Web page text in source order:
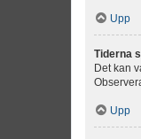
Upp
Tiderna
Det kan
Upp